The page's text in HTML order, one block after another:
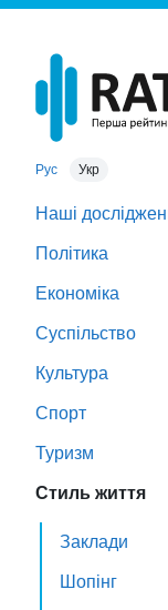
Рус Укр
Наші
Політика
Економіка
Суспільство
Культура
Спорт
Туризм
Стиль життя
Заклади
Шопінг